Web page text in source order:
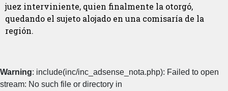
juez interviniente, quien finalmente la otorgó,
quedando el sujeto alojado en una comisaría de la
región.
Warning: include(inc/inc_adsense_nota.php): Failed to open
stream: No such file or directory in